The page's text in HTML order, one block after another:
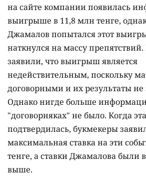
на сайте компании появилась
выигрыше в 11,8 млн тенге,
Джамалов попытался этот
наткнулся на массу
заявили, что выигрыш является
недействительным, поскольку
договорными и их результаты не
Однако нигде больше
"договорняках" не было. Когда
подтвердилась, букмекеры
максимальная ставка на эти
тенге, а ставки Джамалова были
выше.